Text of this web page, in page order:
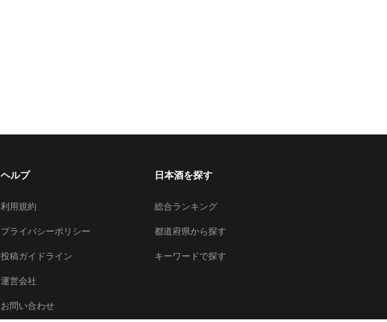
ヘルプ
利用規約
プライバシーポリシー
投稿ガイドライン
運営会社
お問い合わせ
日本酒を探す
総合ランキング
都道府県から探す
キーワードで探す